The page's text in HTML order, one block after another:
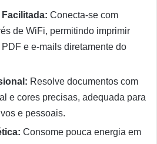
Facilitada: Conecta-se com
de WiFi, permitindo imprimir
e e-mails diretamente do
Resolve documentos com
e cores precisas, adequada para
e pessoais.
Consome pouca energia em